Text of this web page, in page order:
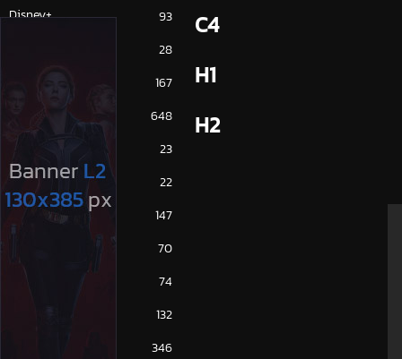
Disney+
93
28
167
NETFLIX
648
23
ซีรีย์ญี่ปุ่น
22
ซีรีย์ฝรั่ง
147
70
74
132
346
C4
H1
H2